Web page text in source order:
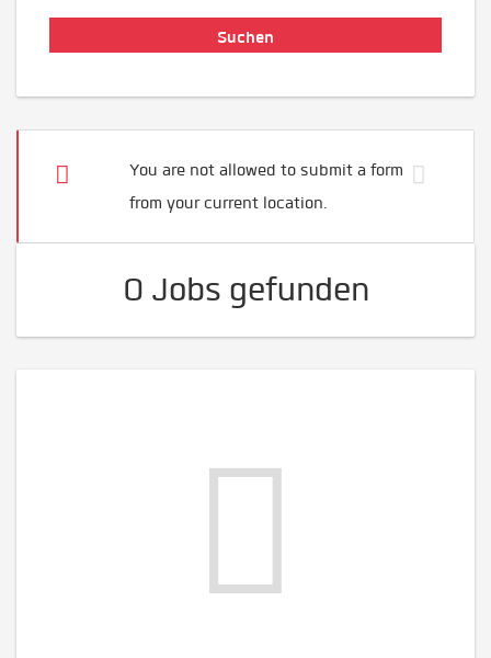
You are not allowed to submit a form
from your current location.
0 Jobs gefunden